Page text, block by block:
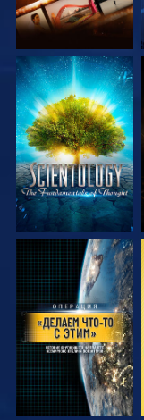
СМОТРЕТЬ
ПЕРЕДАЧИ
СМОТРЕТЬ